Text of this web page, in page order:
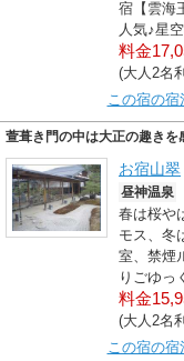
宿【雲海
人気♪星
料金
(大人2名
この宿の宿
萱葺き門の中は大正の趣き
お宿山翠
昼神温泉
春は桜や
モス、冬
室、禁煙
りごゆっ
料金
(大人2名
この宿の宿